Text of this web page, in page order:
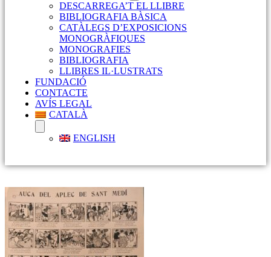
DESCARREGA’T EL LLIBRE
BIBLIOGRAFIA BÀSICA
CATÀLEGS D’EXPOSICIONS
MONOGRÀFIQUES
MONOGRAFIES
BIBLIOGRAFIA
LLIBRES IL·LUSTRATS
FUNDACIÓ
CONTACTE
AVÍS LEGAL
CATALÀ
ENGLISH